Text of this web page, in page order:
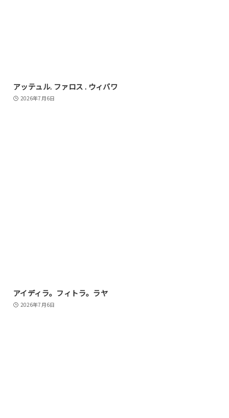
アッテュル. ファロス . ウィバワ
2026年7月6日
アイディラ。フィトラ。ラヤ
2026年7月6日